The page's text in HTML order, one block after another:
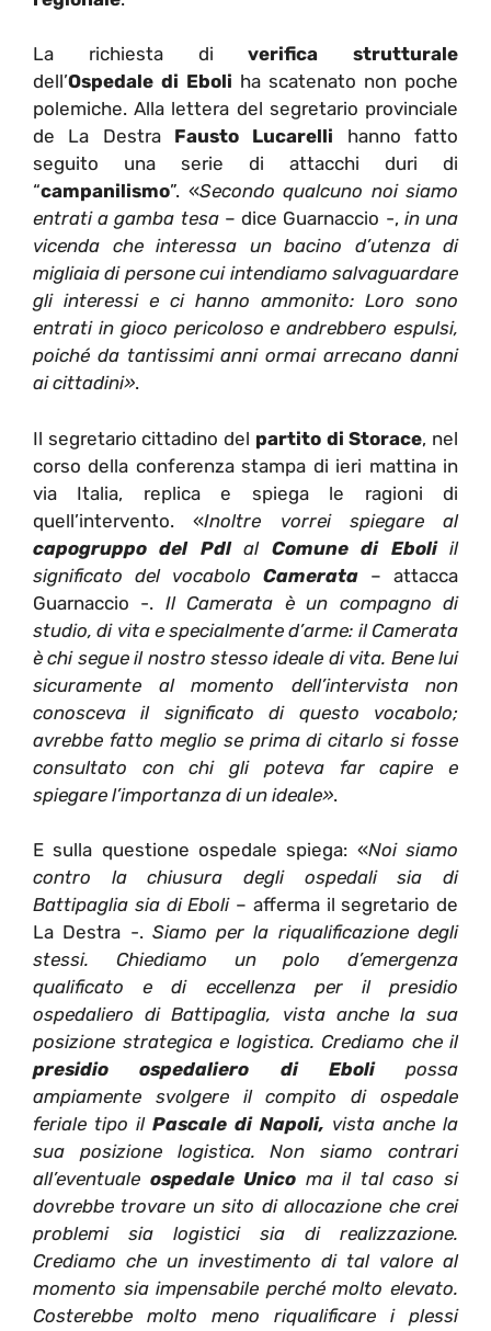
La richiesta diverifica strutturale
dell’Ospedale di Eboli ha scatenato non poche
polemiche. Alla lettera del segretario provinciale
de La Destra Fausto Lucarelli hanno fatto
seguito una serie di attacchi duri di
“campanilismo”. «Secondo qualcuno noi siamo
entrati a gamba tesa– dice Guarnaccio -, in una
vicenda che interessa un bacino d’utenza di
migliaia di persone cui intendiamo salvaguardare
gli interessi e ci hanno ammonito: Loro sono
entrati in gioco pericoloso e andrebbero espulsi,
poiché da tantissimi anni ormai arrecano danni
ai cittadini».
Il segretario cittadino del partito di Storace, nel
corso della conferenza stampa di ieri mattina in
via Italia, replica e spiega le ragioni di
quell’intervento. «Inoltre vorrei spiegare al
capogruppo del Pdlal Comune di Eboliil
significato del vocabolo Camerata – attacca
Guarnaccio -. Il Camerata è un compagno di
studio, di vita e specialmente d’arme: il Camerata
è chi segue il nostro stesso ideale di vita. Bene lui
sicuramente al momento dell’intervista non
conosceva il significato di questo vocabolo;
avrebbe fatto meglio se prima di citarlo si fosse
consultato con chi gli poteva far capire e
spiegare l’importanza di un ideale».
E sulla questione ospedale spiega: «Noi siamo
contro la chiusura degli ospedali sia di
Battipaglia sia di Eboli– afferma il segretario de
La Destra -. Siamo per la riqualificazione degli
stessi. Chiediamo un polo d’emergenza
qualificato e di eccellenza per il presidio
ospedaliero di Battipaglia, vista anche la sua
posizione strategica e logistica. Crediamo che il
presidio ospedaliero di Ebolipossa
ampiamente svolgere il compito di ospedale
feriale tipo il Pascale di Napoli, vista anche la
sua posizione logistica. Non siamo contrari
all’eventuale ospedale Unico ma il tal caso si
dovrebbe trovare un sito di allocazione che crei
problemi sia logistici sia di realizzazione.
Crediamo che un investimento di tal valore al
momento sia impensabile perché molto elevato.
Costerebbe molto meno riqualificare i plessi